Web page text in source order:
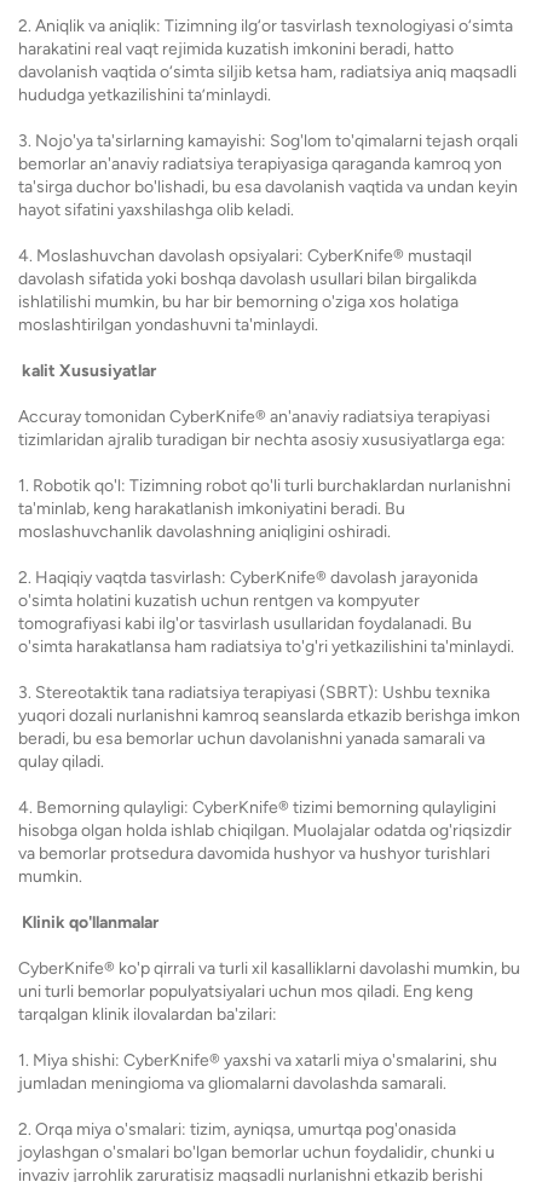
2. Aniqlik va aniqlik: Tizimning ilg‘or tasvirlash texnologiyasi o‘simta
harakatini real vaqt rejimida kuzatish imkonini beradi, hatto
davolanish vaqtida o‘simta siljib ketsa ham, radiatsiya aniq maqsadli
hududga yetkazilishini ta’minlaydi.
3. Nojo'ya ta'sirlarning kamayishi: Sog'lom to'qimalarni tejash orqali
bemorlar an'anaviy radiatsiya terapiyasiga qaraganda kamroq yon
ta'sirga duchor bo'lishadi, bu esa davolanish vaqtida va undan keyin
hayot sifatini yaxshilashga olib keladi.
4. Moslashuvchan davolash opsiyalari: CyberKnife® mustaqil
davolash sifatida yoki boshqa davolash usullari bilan birgalikda
ishlatilishi mumkin, bu har bir bemorning o'ziga xos holatiga
moslashtirilgan yondashuvni ta'minlaydi.
kalit Xususiyatlar
Accuray tomonidan CyberKnife® an'anaviy radiatsiya terapiyasi
tizimlaridan ajralib turadigan bir nechta asosiy xususiyatlarga ega:
1. Robotik qo'l: Tizimning robot qo'li turli burchaklardan nurlanishni
ta'minlab, keng harakatlanish imkoniyatini beradi. Bu
moslashuvchanlik davolashning aniqligini oshiradi.
2. Haqiqiy vaqtda tasvirlash: CyberKnife® davolash jarayonida
o'simta holatini kuzatish uchun rentgen va kompyuter
tomografiyasi kabi ilg'or tasvirlash usullaridan foydalanadi. Bu
o'simta harakatlansa ham radiatsiya to'g'ri yetkazilishini ta'minlaydi.
3. Stereotaktik tana radiatsiya terapiyasi (SBRT): Ushbu texnika
yuqori dozali nurlanishni kamroq seanslarda etkazib berishga imkon
beradi, bu esa bemorlar uchun davolanishni yanada samarali va
qulay qiladi.
4. Bemorning qulayligi: CyberKnife® tizimi bemorning qulayligini
hisobga olgan holda ishlab chiqilgan. Muolajalar odatda og'riqsizdir
va bemorlar protsedura davomida hushyor va hushyor turishlari
mumkin.
Klinik qo'llanmalar
CyberKnife® ko'p qirrali va turli xil kasalliklarni davolashi mumkin, bu
uni turli bemorlar populyatsiyalari uchun mos qiladi. Eng keng
tarqalgan klinik ilovalardan ba'zilari:
1. Miya shishi: CyberKnife® yaxshi va xatarli miya o'smalarini, shu
jumladan meningioma va gliomalarni davolashda samarali.
2. Orqa miya o'smalari: tizim, ayniqsa, umurtqa pog'onasida
joylashgan o'smalari bo'lgan bemorlar uchun foydalidir, chunki u
invaziv jarrohlik zaruratisiz maqsadli nurlanishni etkazib berishi